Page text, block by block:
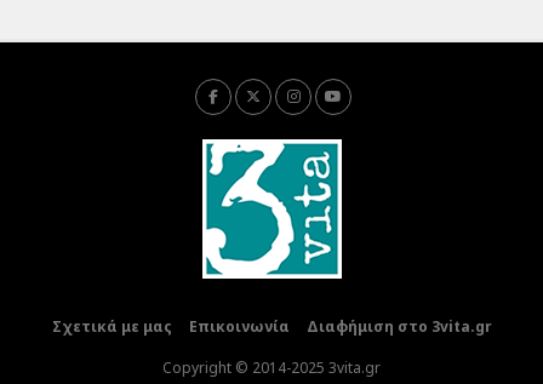
Σχετικά με μας Επικοινωνία
Διαφήμιση στο 3vita.gr
Copyright © 2014-2025 3vita.gr